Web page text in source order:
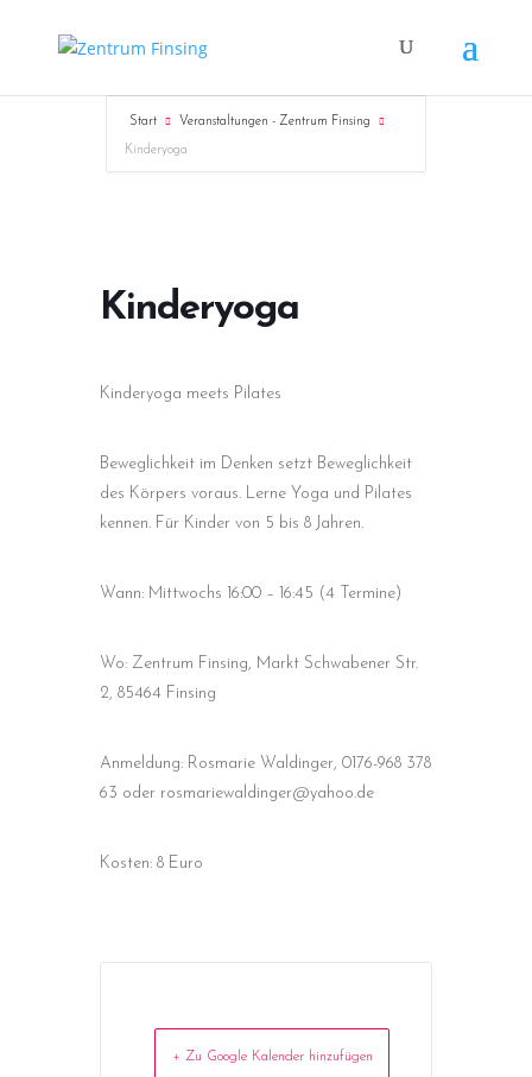
Start Veranstaltungen - Zentrum Finsing
Kinderyoga
Kinderyoga
Kinderyoga meets Pilates
Beweglichkeit im Denken setzt Beweglichkeit
des Körpers voraus. Lerne Yoga und Pilates
kennen. Für Kinder von 5 bis 8 Jahren.
Wann: Mittwochs 16:00 – 16:45 (4 Termine)
Wo: Zentrum Finsing, Markt Schwabener Str.
2, 85464 Finsing
Anmeldung: Rosmarie Waldinger, 0176-968 378
63 oder rosmariewaldinger@yahoo.de
Kosten: 8 Euro
+ Zu Google Kalender hinzufügen